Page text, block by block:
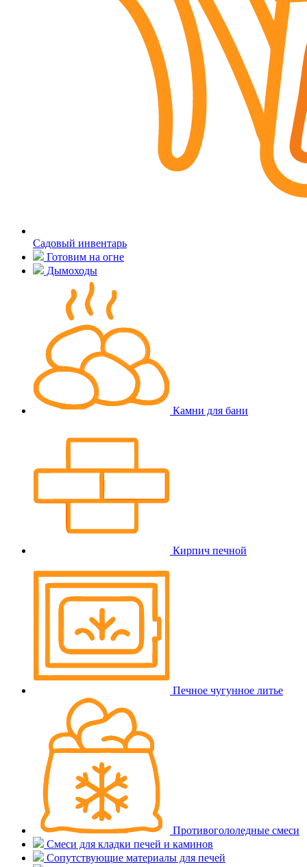
Садовый инвентарь
Готовим на огне
Дымоходы
Камни для бани
Кирпич печной
Печное чугунное литье
Противогололедные смеси
Смеси для кладки печей и каминов
Сопутствующие материалы для печей